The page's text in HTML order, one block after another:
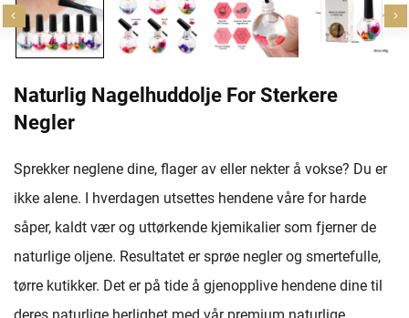
Naturlig Nagelhuddolje For Sterkere
Negler
Sprekker neglene dine, flager av eller nekter å vokse? Du er
ikke alene. I hverdagen utsettes hendene våre for harde
såper, kaldt vær og uttørkende kjemikalier som fjerner de
naturlige oljene. Resultatet er sprøe negler og smertefulle,
tørre kutikker. Det er på tide å gjenopplive hendene dine til